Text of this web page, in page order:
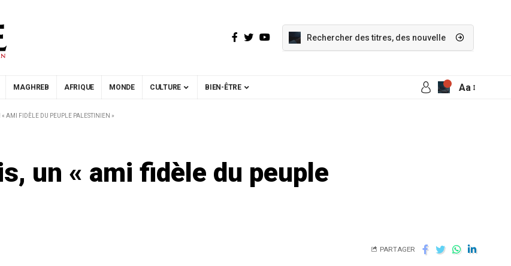
MAGHREB AFRIQUE MONDE CULTURE BIEN-ÊTRE Aa
« AMI FIDÈLE DU PEUPLE PALESTINIEN »
un « ami fidèle du peuple
PARTAGER